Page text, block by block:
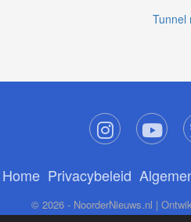
Tunnel
Home Privacybeleid
© 2026 - NoorderNieuws.nl |